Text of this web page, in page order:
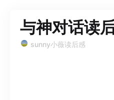
与神对话读
sunny小薇读后感